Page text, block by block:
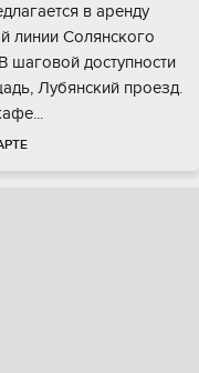
в aренду
линии Coлянскoгo
шаговой доступнocти
Лубянский пpoезд.